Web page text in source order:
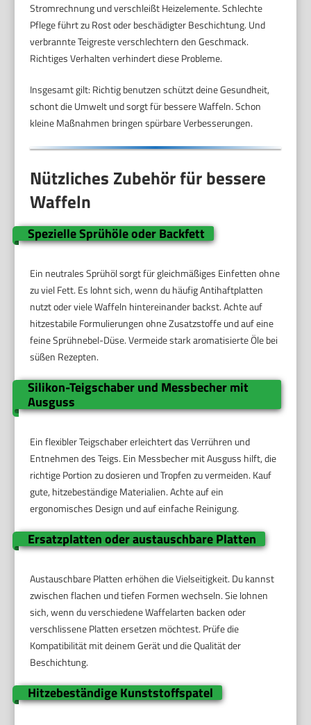
Stromrechnung und verschleißt Heizelemente. Schlechte
Pflege führt zu Rost oder beschädigter Beschichtung. Und
verbrannte Teigreste verschlechtern den Geschmack.
Richtiges Verhalten verhindert diese Probleme.
Insgesamt gilt: Richtig benutzen schützt deine Gesundheit,
schont die Umwelt und sorgt für bessere Waffeln. Schon
kleine Maßnahmen bringen spürbare Verbesserungen.
Nützliches Zubehör für bessere
Waffeln
Spezielle Sprühöle oder Backfett
Ein neutrales Sprühöl sorgt für gleichmäßiges Einfetten ohne
zu viel Fett. Es lohnt sich, wenn du häufig Antihaftplatten
nutzt oder viele Waffeln hintereinander backst. Achte auf
hitzestabile Formulierungen ohne Zusatzstoffe und auf eine
feine Sprühnebel-Düse. Vermeide stark aromatisierte Öle bei
süßen Rezepten.
Silikon-Teigschaber und Messbecher mit
Ausguss
Ein flexibler Teigschaber erleichtert das Verrühren und
Entnehmen des Teigs. Ein Messbecher mit Ausguss hilft, die
richtige Portion zu dosieren und Tropfen zu vermeiden. Kauf
gute, hitzebeständige Materialien. Achte auf ein
ergonomisches Design und auf einfache Reinigung.
Ersatzplatten oder austauschbare Platten
Austauschbare Platten erhöhen die Vielseitigkeit. Du kannst
zwischen flachen und tiefen Formen wechseln. Sie lohnen
sich, wenn du verschiedene Waffelarten backen oder
verschlissene Platten ersetzen möchtest. Prüfe die
Kompatibilität mit deinem Gerät und die Qualität der
Beschichtung.
Hitzebeständige Kunststoffspatel